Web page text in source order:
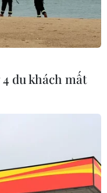
du khách mất